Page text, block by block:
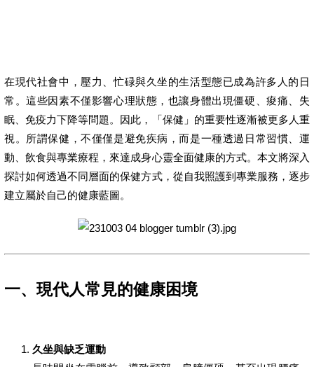
在現代社會中，壓力、忙碌與久坐的生活型態已成為許多人的日
常。這些因素不僅影響心理狀態，也讓身體出現僵硬、痠痛、失
眠、免疫力下降等問題。因此，「保健」的重要性逐漸被更多人重
視。所謂保健，不僅僅是避免疾病，而是一種透過日常習慣、運
動、飲食與專業療程，來達成身心靈全面健康的方式。本文將深入
探討如何透過不同層面的保健方式，從自我照護到專業服務，逐步
建立屬於自己的健康藍圖。
一、現代人常見的健康困境
久坐與缺乏運動